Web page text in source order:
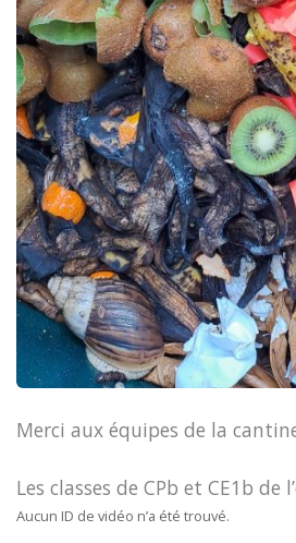
Merci aux équipes de la
Les classes de CPb et CE1b de
Aucun ID de vidéo n’a été trouvé.